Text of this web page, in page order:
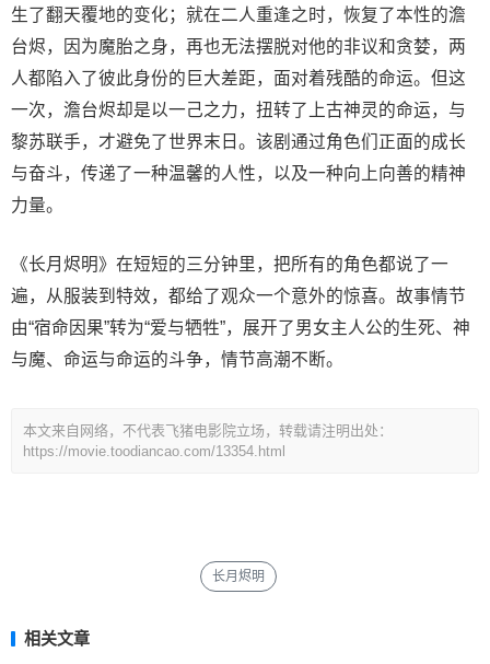
生了翻天覆地的变化；就在二人重逢之时，恢复了本性的澹
台烬，因为魔胎之身，再也无法摆脱对他的非议和贪婪，两
人都陷入了彼此身份的巨大差距，面对着残酷的命运。但这
一次，澹台烬却是以一己之力，扭转了上古神灵的命运，与
黎苏联手，才避免了世界末日。该剧通过角色们正面的成长
与奋斗，传递了一种温馨的人性，以及一种向上向善的精神
力量。
《长月烬明》在短短的三分钟里，把所有的角色都说了一
遍，从服装到特效，都给了观众一个意外的惊喜。故事情节
由“宿命因果”转为“爱与牺牲”，展开了男女主人公的生死、神
与魔、命运与命运的斗争，情节高潮不断。
本文来自网络，不代表飞猪电影院立场，转载请注明出处：
https://movie.toodiancao.com/13354.html
长月烬明
相关文章